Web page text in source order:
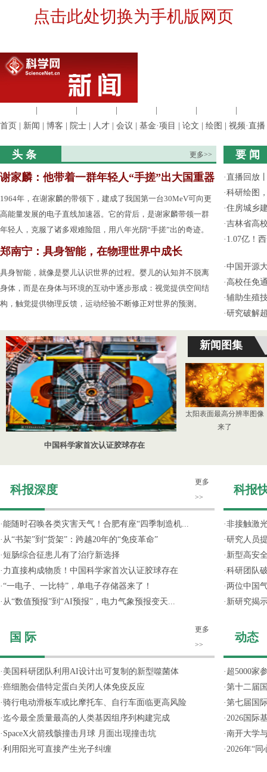
点击此处切换为手机版网页
首页
新闻 博客 院士 人才 会议 基金·项目 论文 绘图 视频·直播
头 条 更多>>
谢家麟：他带着一群年轻人“手搓”出大国重器
1964年，在谢家麟的带领下，建成了我国第一台30MeV可向更
高能量发展的电子直线加速器。它的背后，是谢家麟带领一群
年轻人，克服了诸多艰难险阻，用八年光阴“手搓”出的奇迹。
郑南宁：具身智能，在物理世界中成长
具身智能，就像是婴儿认识世界的过程。婴儿的认知并不脱离
身体，而是在身体与环境的互动中逐步形成：视觉提供空间结
构，触觉提供物理反馈，运动经验不断修正对世界的预测。
要 闻
·直播回放
·科研绘图
·住房城乡
·吉林省高
· 1.07亿！
·中国开源
· 高校任免
·辅助生殖
·研究破解
中国科学家首次认证胶球存在
新闻图集
太阳表面最高分辨率图像
来了
科报深度
更多
>>
·能随时召唤各类灾害天气！合肥有座“四季制造机...
· 从“书架”到“货架”：跨越20年的“免疫革命”
· 短肠综合征患儿有了治疗新选择
· 力直接构成物质！中国科学家首次认证胶球存在
·“一电子、一比特”，单电子存储器来了！
· 从“数值预报”到“AI预报”，电力气象预报变天...
国 际
更多
>>
· 美国科研团队利用AI设计出可复制的新型噬菌体
·癌细胞会借特定蛋白关闭人体免疫反应
·骑行电动滑板车或比摩托车、自行车面临更高风险
·迄今最全质量最高的人类基因组序列构建完成
· SpaceX火箭残骸撞击月球 月面出现撞击坑
·利用阳光可直接产生光子纠缠
科报
·非接触激
·研究人员
· 新型高安
·科研团队
· 两位中国
· 新研究揭
动态
· 超5000家
·第十二届
·第七届国
·2026国际
·南开大学
·2026年“